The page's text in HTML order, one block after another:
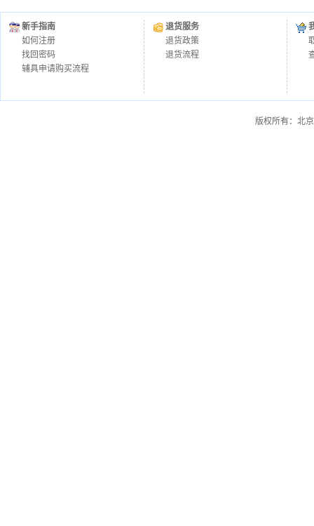
新手指南
如何注册
找回密码
辅具申请购买流程
退货服务
退货政策
退货流程
版权所有：北